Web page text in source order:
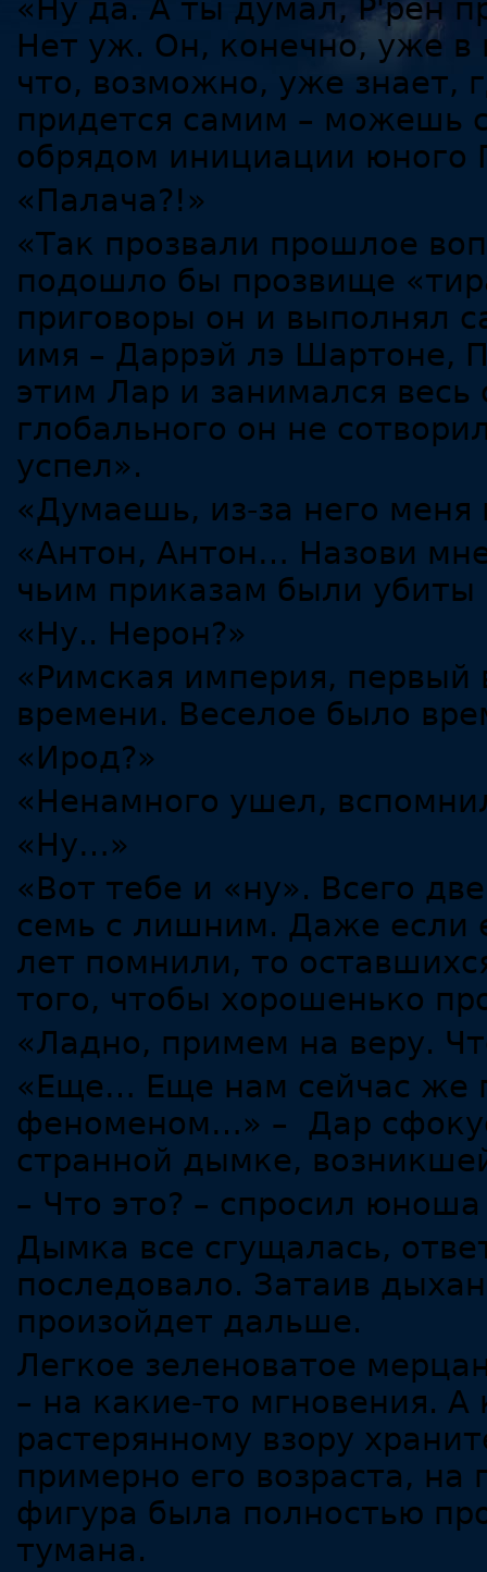
«Ну да. А ты думал, Р'рен
Нет уж. Он, конечно, уже в
что, возможно, уже знает,
придется самим – можешь
обрядом инициации юного
«Палача?!»
«Так прозвали прошлое
подошло бы прозвище
приговоры он и выполнял
имя – Даррэй лэ
этим Лар и занимался
глобального он не
успел».
«Думаешь, из-за него меня
«Антон, Антон… Назови
чьим приказам были
«Ну.. Нерон?»
«Римская империя,
времени. Веселое было
«Ирод?»
«Ненамного ушел,
«Ну…»
«Вот тебе и «ну». Всего
семь с лишним. Даже если
лет помнили, то
того, чтобы хорошенько
«Ладно, примем на веру.
«Еще… Еще нам сейчас же
феноменом…» – Дар
странной дымке,
– Что это? – спросил юноша
Дымка все сгущалась,
последовало. Затаив
произойдет дальше.
Легкое зеленоватое
– на какие-то мгновения. А
растерянному взору
примерно его возраста, на
фигура была полностью
тумана.